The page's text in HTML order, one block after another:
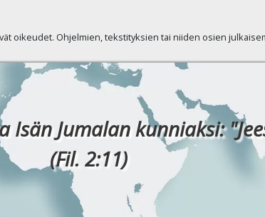
oikeudet. Ohjelmien, tekstityksien tai niiden osien
Isän Jumalan kunniaksi:
(Fil. 2:11)